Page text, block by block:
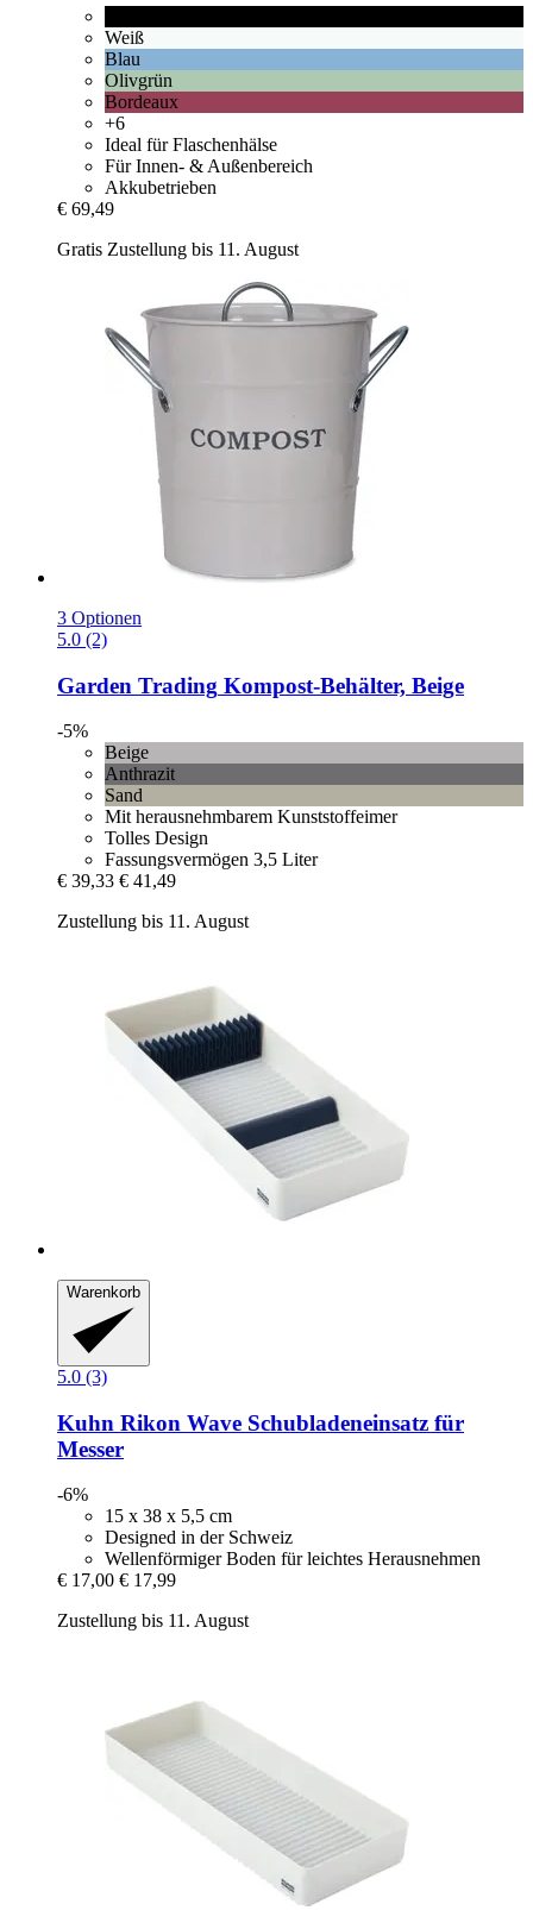
Weiß
Blau
Olivgrün
Bordeaux
+6
Ideal für Flaschenhälse
Für Innen- & Außenbereich
Akkubetrieben
€ 69,49
Gratis Zustellung bis 11. August
3 Optionen
5.0 (2)
Garden Trading Kompost-​Behälter, Beige
-5%
Beige
Anthrazit
Sand
Mit herausnehmbarem Kunststoffeimer
Tolles Design
Fassungsvermögen 3,5 Liter
€ 39,33 € 41,49
Zustellung bis 11. August
Warenkorb
5.0 (3)
Kuhn Rikon Wave Schubladeneinsatz für
Messer
-6%
15 x 38 x 5,5 cm
Designed in der Schweiz
Wellenförmiger Boden für leichtes Herausnehmen
€ 17,00 € 17,99
Zustellung bis 11. August